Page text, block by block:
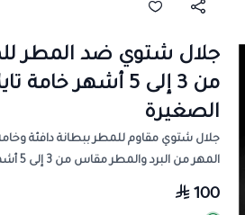
جلال شتوي ضد المطر
من 3 إلى 5 أشهر
الصغيرة
جلال شتوي مقاوم للمطر ببطانة دافئة وخامة
المهر من البرد والمطر مقاس من 3 إلى 5 أشهر للأمهار
100